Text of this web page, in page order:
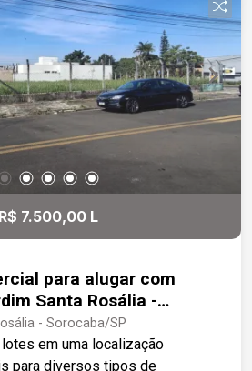
R$ 7.500,00 L
para alugar com
Santa Rosália -
- Sorocaba/SP
em uma localização
para diversos tipos de